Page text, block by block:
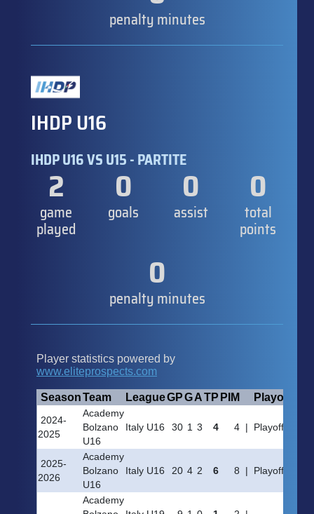
penalty minutes
IHDP U16
IHDP U16 VS U15 - PARTITE
2
game
played
0
goals
0
assist
0
total
points
0
penalty minutes